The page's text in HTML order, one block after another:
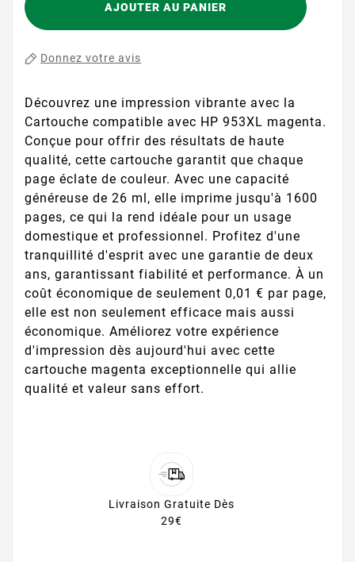
AJOUTER AU PANIER
Donnez votre avis
Découvrez une impression vibrante avec la
Cartouche compatible avec HP 953XL magenta.
Conçue pour offrir des résultats de haute
qualité, cette cartouche garantit que chaque
page éclate de couleur. Avec une capacité
généreuse de 26 ml, elle imprime jusqu'à 1600
pages, ce qui la rend idéale pour un usage
domestique et professionnel. Profitez d'une
tranquillité d'esprit avec une garantie de deux
ans, garantissant fiabilité et performance. À un
coût économique de seulement 0,01 € par page,
elle est non seulement efficace mais aussi
économique. Améliorez votre expérience
d'impression dès aujourd'hui avec cette
cartouche magenta exceptionnelle qui allie
qualité et valeur sans effort.
Livraison Gratuite Dès
29€